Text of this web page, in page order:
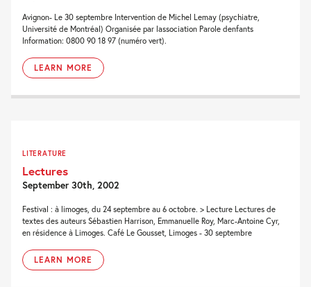
Avignon- Le 30 septembre Intervention de Michel Lemay (psychiatre,
Université de Montréal) Organisée par lassociation Parole denfants
Information: 0800 90 18 97 (numéro vert).
LEARN MORE
LITERATURE
Lectures
September 30th, 2002
Festival : à limoges, du 24 septembre au 6 octobre. > Lecture Lectures de
textes des auteurs Sébastien Harrison, Emmanuelle Roy, Marc-Antoine Cyr,
en résidence à Limoges. Café Le Gousset, Limoges - 30 septembre
LEARN MORE